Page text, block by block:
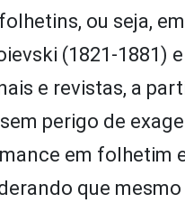
ou seja,
(1821-1881)
e revistas, a
perigo de
em folhetim
que